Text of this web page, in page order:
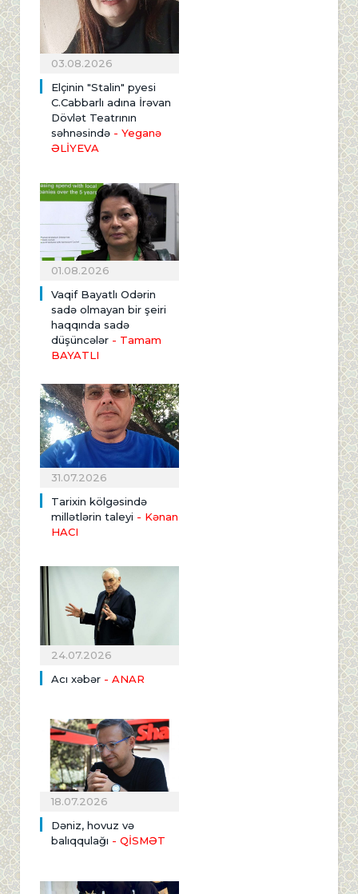
03.08.2026
Elçinin "Stalin" pyesi
C.Cabbarlı adına İrəvan
Dövlət Teatrının
səhnəsində - Yeganə
ƏLİYEVA
01.08.2026
Vaqif Bayatlı Odərin
sadə olmayan bir şeiri
haqqında sadə
düşüncələr - Tamam
BAYATLI
31.07.2026
Tarixin kölgəsində
millətlərin taleyi - Kənan
HACI
24.07.2026
Acı xəbər - ANAR
18.07.2026
Dəniz, hovuz və
balıqqulağı - QİSMƏT